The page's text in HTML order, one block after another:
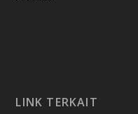
LINK TERKAIT